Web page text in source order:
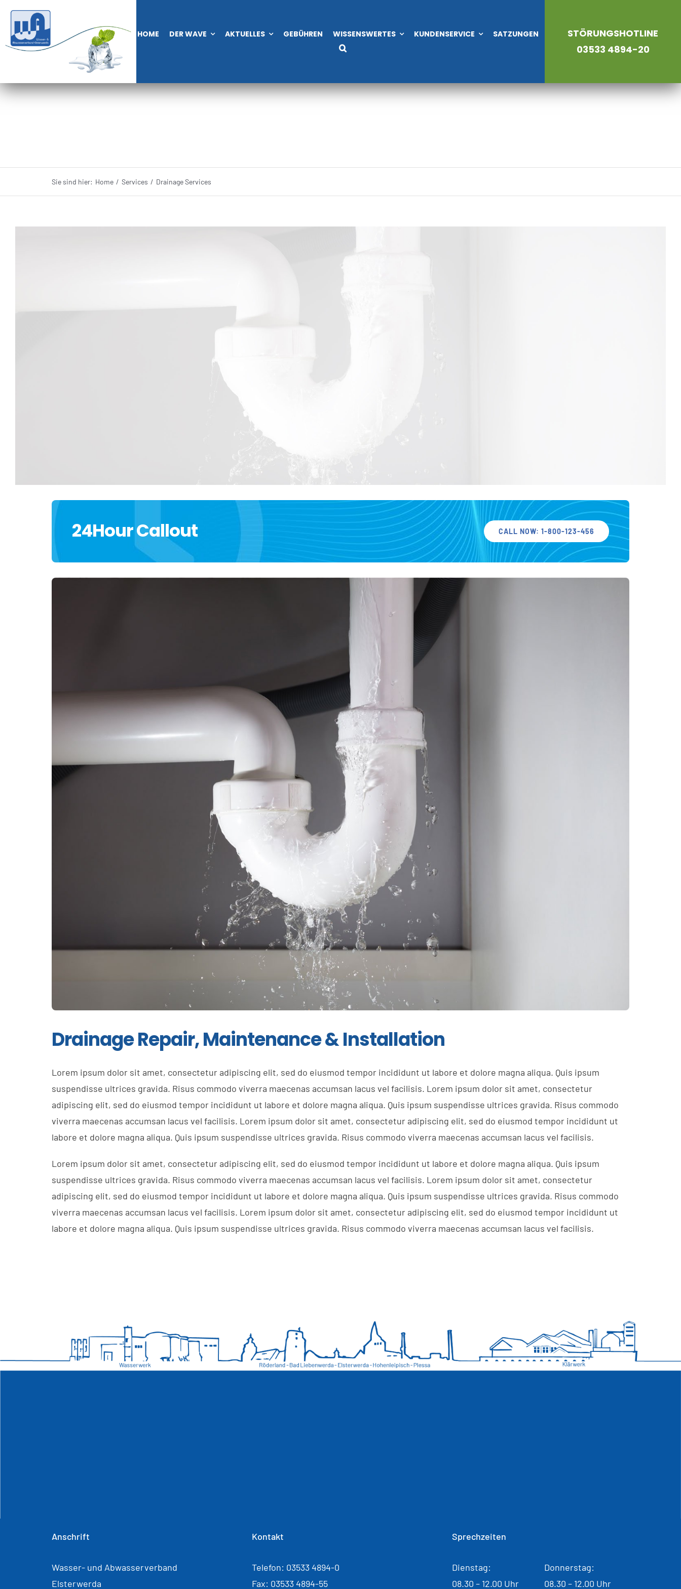
Zum
Inhalt
springen
HOME DER WAVE AKTUELLES GEBÜHREN WISSENSWERTES KUNDENSERVICE SATZUNGEN
STÖRUNGSHOTLINE
03533 4894-20
Sie sind hier: Home Services Drainage Services
24Hour Callout CALL NOW: 1-800-123-456
Drainage Repair, Maintenance & Installation
Lorem ipsum dolor sit amet, consectetur adipiscing elit, sed do eiusmod tempor incididunt ut labore et dolore magna aliqua. Quis ipsum
suspendisse ultrices gravida. Risus commodo viverra maecenas accumsan lacus vel facilisis. Lorem ipsum dolor sit amet, consectetur
adipiscing elit, sed do eiusmod tempor incididunt ut labore et dolore magna aliqua. Quis ipsum suspendisse ultrices gravida. Risus commodo
viverra maecenas accumsan lacus vel facilisis. Lorem ipsum dolor sit amet, consectetur adipiscing elit, sed do eiusmod tempor incididunt ut
labore et dolore magna aliqua. Quis ipsum suspendisse ultrices gravida. Risus commodo viverra maecenas accumsan lacus vel facilisis.
Lorem ipsum dolor sit amet, consectetur adipiscing elit, sed do eiusmod tempor incididunt ut labore et dolore magna aliqua. Quis ipsum
suspendisse ultrices gravida. Risus commodo viverra maecenas accumsan lacus vel facilisis. Lorem ipsum dolor sit amet, consectetur
adipiscing elit, sed do eiusmod tempor incididunt ut labore et dolore magna aliqua. Quis ipsum suspendisse ultrices gravida. Risus commodo
viverra maecenas accumsan lacus vel facilisis. Lorem ipsum dolor sit amet, consectetur adipiscing elit, sed do eiusmod tempor incididunt ut
labore et dolore magna aliqua. Quis ipsum suspendisse ultrices gravida. Risus commodo viverra maecenas accumsan lacus vel facilisis.
Anschrift
Wasser- und Abwasserverband
Elsterwerda
Kontakt
Telefon: 03533 4894-0
Fax: 03533 4894-55
Sprechzeiten
Dienstag:
08.30 – 12.00 Uhr
Donnerstag:
08.30 – 12.00 Uhr